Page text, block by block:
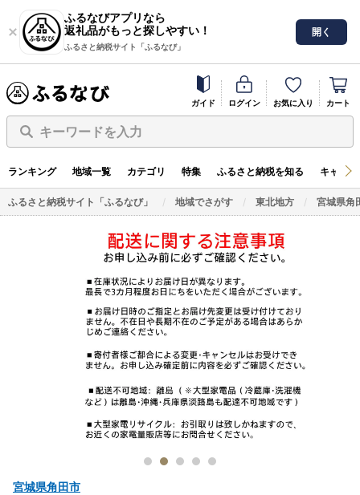
ふるなびアプリなら
返礼品がもっと探しやすい！
ふるさと納税サイト「ふるなび」
開く
ガイド ログイン お気に入り カート
キーワードを入力
ランキング 地域一覧 カテゴリ 特集 ふるさと納税を知る キャン
ふるさと納税サイト「ふるなび」 地域でさがす 東北地方 宮城県角
宮城県角田市